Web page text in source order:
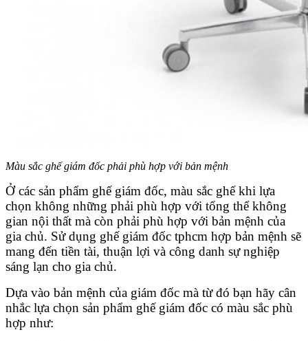
Màu sắc ghế giám đốc phải phù hợp với bản mệnh
Ở các sản phẩm ghế giám đốc, màu sắc ghế khi lựa
chọn không những phải phù hợp với tổng thể không
gian nội thất mà còn phải phù hợp với bản mệnh của
gia chủ. Sử dụng ghế giám đốc tphcm hợp bản mệnh sẽ
mang đến tiền tài, thuận lợi và công danh sự nghiệp
sáng lạn cho gia chủ.
Dựa vào bản mệnh của giám đốc mà từ đó bạn hãy cân
nhắc lựa chọn sản phẩm ghế giám đốc có màu sắc phù
hợp như: